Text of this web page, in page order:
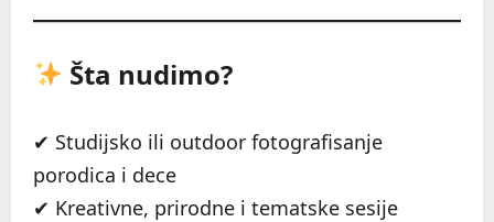
Šta nudimo?
✔ Studijsko ili outdoor fotografisanje
porodica i dece
✔ Kreativne, prirodne i tematske sesije